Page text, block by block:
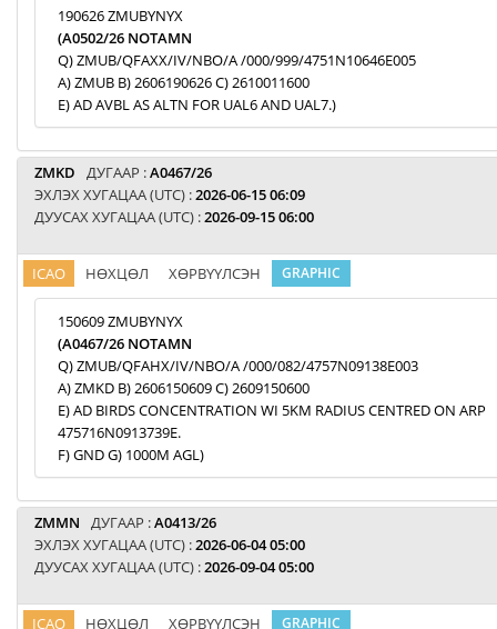
190626 ZMUBYNYX
(A0502/26 NOTAMN
Q) ZMUB/QFAXX/IV/NBO/A /000/999/4751N10646E005
A) ZMUB B) 2606190626 C) 2610011600
E) AD AVBL AS ALTN FOR UAL6 AND UAL7.)
ZMKD ДУГААР :A0467/26
ЭХЛЭХ ХУГАЦАА (UTC) :2026-06-15 06:09
ДУУСАХ ХУГАЦАА (UTC) :2026-09-15 06:00
ICAO НӨХЦӨЛ ХӨРВҮҮЛСЭН GRAPHIC
150609 ZMUBYNYX
(A0467/26 NOTAMN
Q) ZMUB/QFAHX/IV/NBO/A /000/082/4757N09138E003
A) ZMKD B) 2606150609 C) 2609150600
E) AD BIRDS CONCENTRATION WI 5KM RADIUS CENTRED ON ARP
475716N0913739E.
F) GND G) 1000M AGL)
ZMMN ДУГААР :A0413/26
ЭХЛЭХ ХУГАЦАА (UTC) :2026-06-04 05:00
ДУУСАХ ХУГАЦАА (UTC) :2026-09-04 05:00
ICAO НӨХЦӨЛ ХӨРВҮҮЛСЭН GRAPHIC